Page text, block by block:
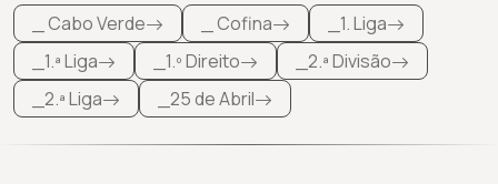
_ Cabo Verde _ Cofina
_1. Liga
_1.ª Liga
_1.º Direito
_2.ª Divisão
_2.ª Liga
_25 de Abril